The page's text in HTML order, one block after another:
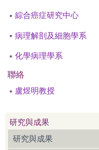
綜合癌症研究中心
病理解剖及細胞學系
化學病理學系
聯絡
盧煜明教授
研究與成果
研究與成果